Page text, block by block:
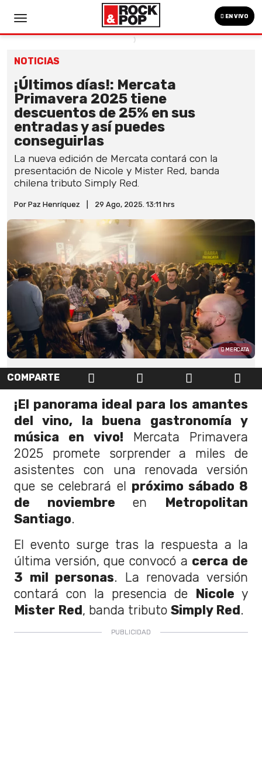
EN VIVO
NOTICIAS
¡Últimos días!: Mercata
Primavera 2025 tiene
descuentos de 25% en sus
entradas y así puedes
conseguirlas
La nueva edición de Mercata contará con la
presentación de Nicole y Mister Red, banda
chilena tributo Simply Red.
Por Paz Henríquez 29 Ago, 2025. 13:11 hrs
MERCATA
COMPARTE
¡El panorama ideal para los amantes
del vino, la buena gastronomía y
música en vivo! Mercata Primavera
2025 promete sorprender a miles de
asistentes con una renovada versión
que se celebrará el próximo sábado 8
de noviembre en Metropolitan
Santiago.
El evento surge tras la respuesta a la
última versión, que convocó a cerca de
3 mil personas. La renovada versión
contará con la presencia de Nicole y
Mister Red, banda tributo Simply Red.